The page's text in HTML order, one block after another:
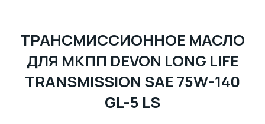
ТРАНСМИССИОННОЕ МАСЛО
ДЛЯ МКПП DEVON LONG LIFE
TRANSMISSION SAE 75W-140
GL-5 LS